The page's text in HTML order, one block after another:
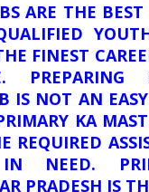
ARE THE
FINEST
PREPARING
IS NOT AN
KA
REQUIRED
IN NEED.
PRADESH IS